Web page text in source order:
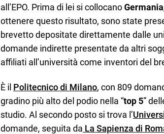
all’EPO. Prima di lei si collocano
ottenere questo risultato, sono state
brevetto depositate direttamente dalle
domande indirette presentate da altri
affiliati all’università come inventori del
È il Politecnico di Milano, con 809
gradino più alto del podio nella “top 5”
studio. Al secondo posto si trova l’
domande, seguita da La Sapienza di